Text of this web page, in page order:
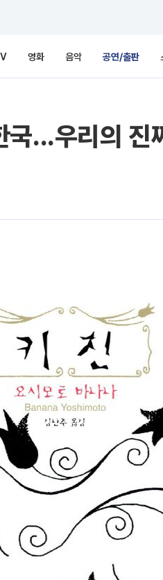
영화 음악 공연/출판
국...우리의